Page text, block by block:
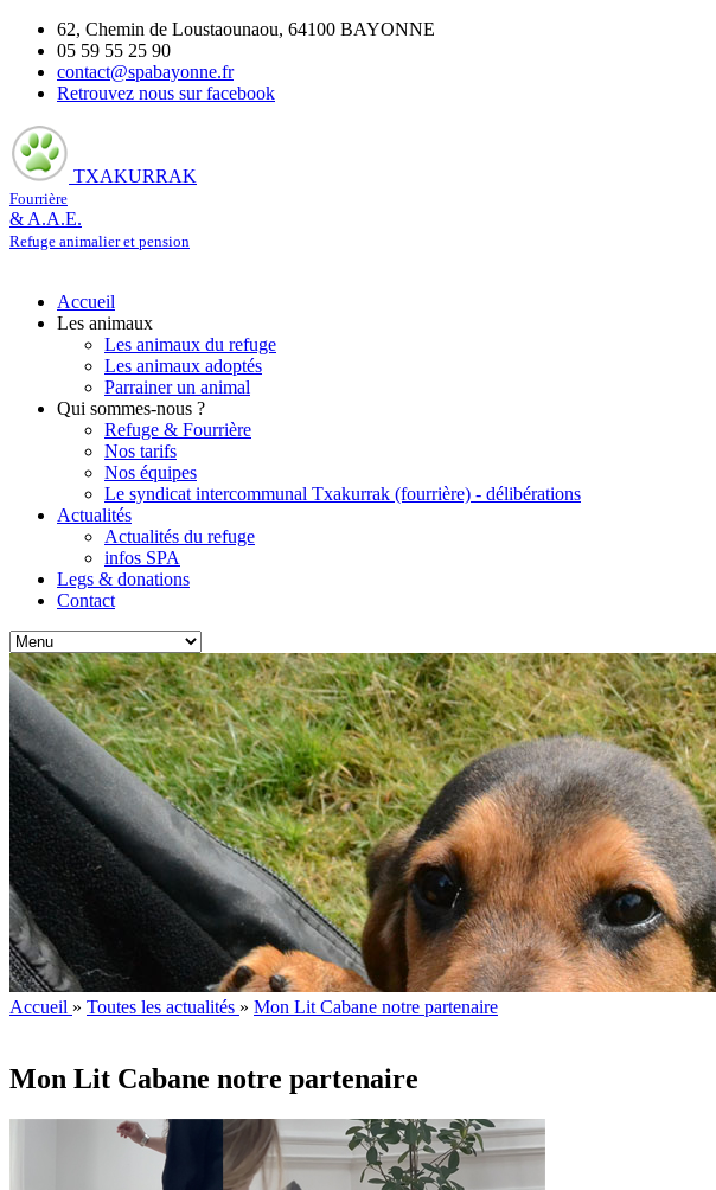
62, Chemin de Loustaounaou, 64100 BAYONNE
05 59 55 25 90
contact@spabayonne.fr
Retrouvez nous sur facebook
TXAKURRAK
Fourrière
& A.A.E.
Refuge animalier et pension
Accueil
Les animaux
Les animaux du refuge
Les animaux adoptés
Parrainer un animal
Qui sommes-nous ?
Refuge & Fourrière
Nos tarifs
Nos équipes
Le syndicat intercommunal Txakurrak (fourrière) - délibérations
Actualités
Actualités du refuge
infos SPA
Legs & donations
Contact
Accueil » Toutes les actualités » Mon Lit Cabane notre partenaire
Mon Lit Cabane notre partenaire